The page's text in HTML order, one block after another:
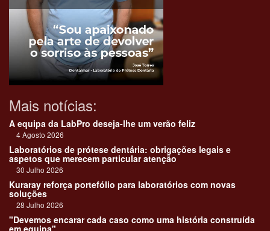
Mais notícias:
A equipa da LabPro deseja-lhe um verão feliz
4 Agosto 2026
Laboratórios de prótese dentária: obrigações legais e
aspetos que merecem particular atenção
30 Julho 2026
Kuraray reforça portefólio para laboratórios com novas
soluções
28 Julho 2026
"Devemos encarar cada caso como uma história construída